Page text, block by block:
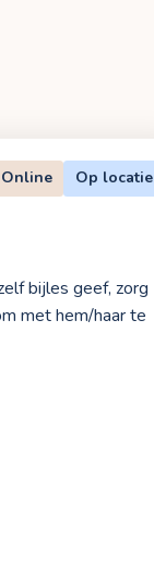
Online Op locatie
bijles geef, zorg
met hem/haar te